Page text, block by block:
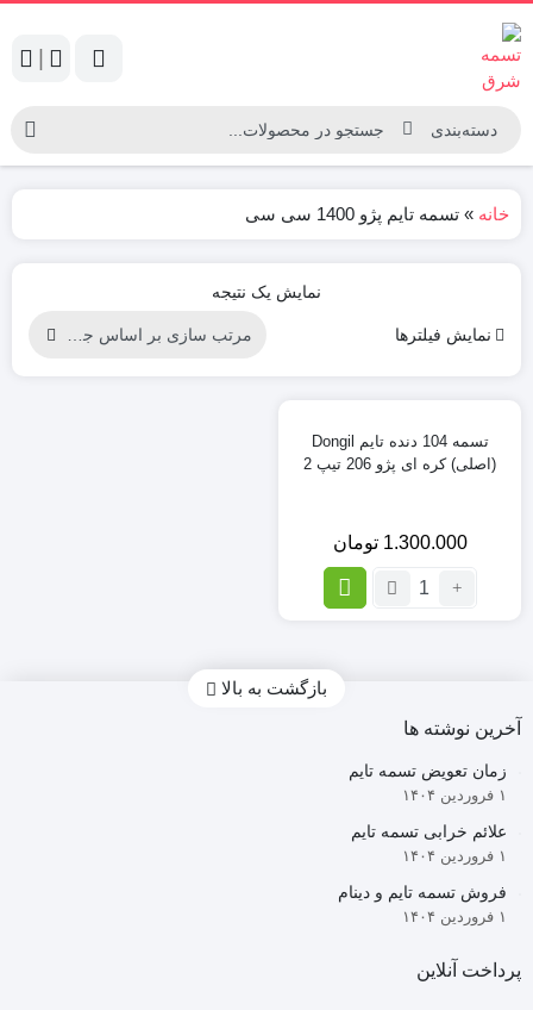
خانه » تسمه تایم پژو 1400 سی سی
نمایش یک نتیجه
نمایش فیلترها
تسمه 104 دنده تایم Dongil
(اصلی) کره ای پژو 206 تیپ 2
1.300.000 تومان
تعداد:
(اصلی)
ای
پژو
206
تیپ
بازگشت به بالا
آخرین نوشته ها
زمان تعویض تسمه تایم
۱ فروردین ۱۴۰۴
علائم خرابی تسمه تایم
۱ فروردین ۱۴۰۴
فروش تسمه تایم و دینام
۱ فروردین ۱۴۰۴
پرداخت آنلاین